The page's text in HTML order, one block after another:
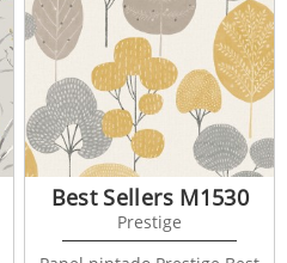
Best Sellers M1530
Prestige